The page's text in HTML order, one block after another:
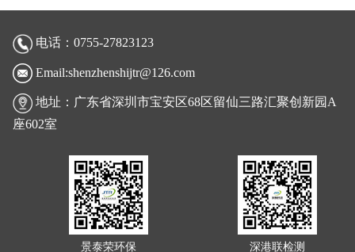
电话：0755-27823123
Email:shenzhenshijtr@126.com
地址：广东省深圳市宝安区68区留仙三路汇聚创新园A
座602室
景泰荣环保 深港联检测